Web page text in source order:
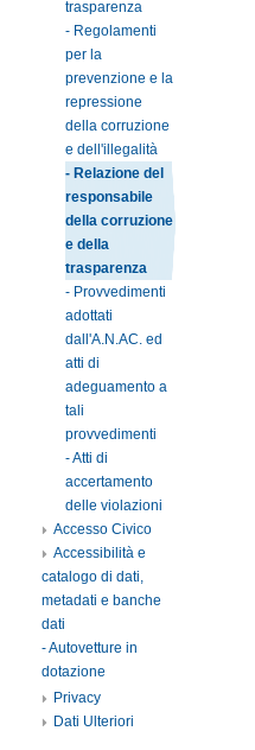
trasparenza
- Regolamenti
per la
prevenzione e la
repressione
della corruzione
e dell'illegalità
- Relazione del
responsabile
della corruzione
e della
trasparenza
- Provvedimenti
adottati
dall'A.N.AC. ed
atti di
adeguamento a
tali
provvedimenti
- Atti di
accertamento
delle violazioni
Accesso Civico
Accessibilità e
catalogo di dati,
metadati e banche
dati
- Autovetture in
dotazione
Privacy
Dati Ulteriori